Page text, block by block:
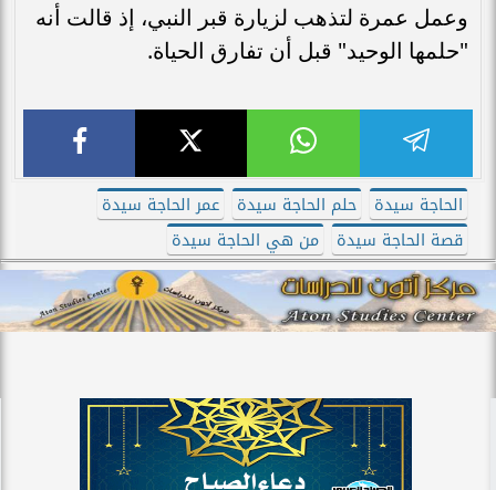
وعمل عمرة لتذهب لزيارة قبر النبي، إذ قالت أنه
"حلمها الوحيد" قبل أن تفارق الحياة.
الحاجة سيدة حلم الحاجة سيدة
عمر الحاجة سيدة
قصة الحاجة سيدة
من هي الحاجة سيدة